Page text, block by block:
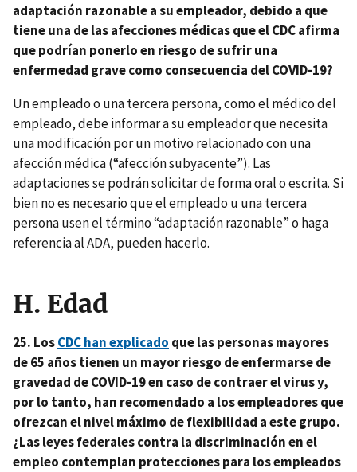
adaptación razonable a su empleador, debido a que
tiene una de las afecciones médicas que el CDC afirma
que podrían ponerlo en riesgo de sufrir una
enfermedad grave como consecuencia del COVID-19?
Un empleado o una tercera persona, como el médico del
empleado, debe informar a su empleador que necesita
una modificación por un motivo relacionado con una
afección médica (“afección subyacente”). Las
adaptaciones se podrán solicitar de forma oral o escrita. Si
bien no es necesario que el empleado u una tercera
persona usen el término “adaptación razonable” o haga
referencia al ADA, pueden hacerlo.
H. Edad
25. LosCDC han explicado que las personas mayores
de 65 años tienen un mayor riesgo de enfermarse de
gravedad de COVID-19 en caso de contraer el virus y,
por lo tanto, han recomendado a los empleadores que
ofrezcan el nivel máximo de flexibilidad a este grupo.
¿Las leyes federales contra la discriminación en el
empleo contemplan protecciones para los empleados